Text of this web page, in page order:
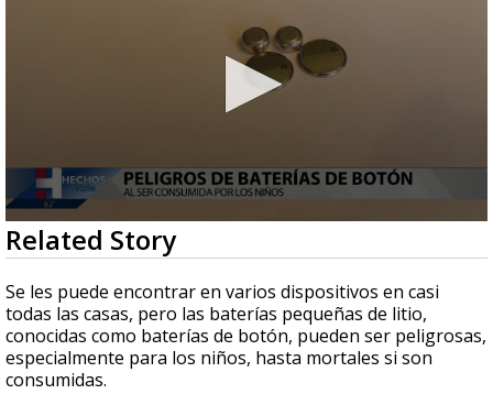
0
seconds
of
2
minutes,
15
seconds
Related Story
Se les puede encontrar en varios dispositivos en casi
todas las casas, pero las baterías pequeñas de litio,
conocidas como baterías de botón, pueden ser peligrosas,
especialmente para los niños, hasta mortales si son
consumidas.